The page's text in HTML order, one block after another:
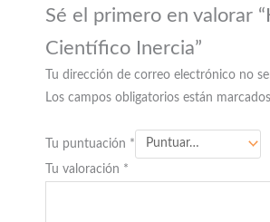
Sé el primero en valorar
Científico Inercia”
Tu dirección de correo electrónico no
Los campos obligatorios están
Tu puntuación *
Tu valoración *